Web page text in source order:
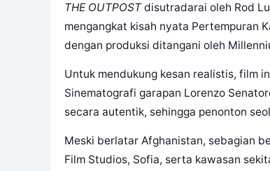
THE OUTPOSTdisutradarai oleh Rod
mengangkat kisah nyata Pertempuran
dengan produksi ditangani oleh
Untuk mendukung kesan realistis, film
Sinematografi garapan Lorenzo
secara autentik, sehingga penonton
Meski berlatar Afghanistan, sebagian
Film Studios, Sofia, serta kawasan